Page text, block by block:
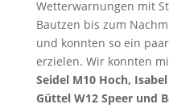
Wetterwarnungen mit
Bautzen bis zum
und konnten so ein
erzielen. Wir konnten
Seidel M10 Hoch,
Güttel W12 Speer und